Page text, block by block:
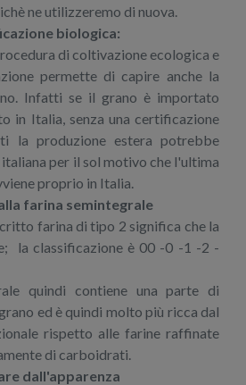
ne utilizzeremo di nuova.
biologica:
di coltivazione ecologica e
permette di capire anche la
Infatti se il grano è importato
in Italia, senza una certificazione
la produzione estera potrebbe
per il sol motivo che l'ultima
proprio in Italia.
farina semintegrale
farina di tipo 2 significa che la
la classificazione è 00 -0 -1 -2 -
quindi contiene una parte di
ed è quindi molto più ricca dal
rispetto alle farine raffinate
di carboidrati.
dall'apparenza